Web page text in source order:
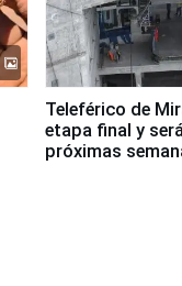
Teleférico de
etapa final y
próximas